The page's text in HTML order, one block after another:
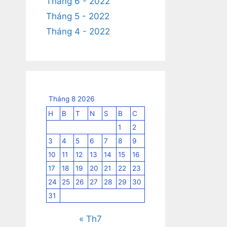
Tháng 5 - 2022
Tháng 4 - 2022
Tháng 8 2026
H
B T N S B
C
1
2
3
4 5 6 7 8
9
10
11 12 13 14 15
16
17
18 19 20 21 22
23
24
25 26 27 28 29
30
31
« Th7